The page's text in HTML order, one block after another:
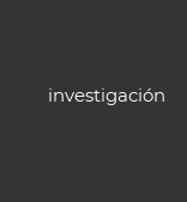
investigación